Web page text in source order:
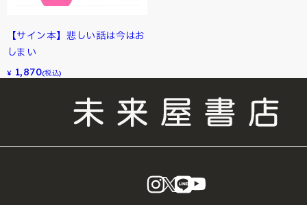
【サイン本】悲しい話は今はお
しまい
¥ 1,870(税込)
instagram
X LINE